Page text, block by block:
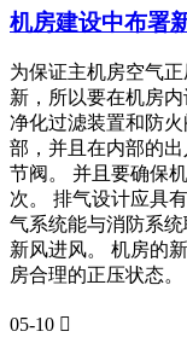
机房建设中布署
为保证主机房空气
新，所以要在机房
净化过滤装置和防
部，并且在内部的
节阀。 并且要确保
次。 排气设计应具
气系统能与消防系
新风进风。 机房的
房合理的正压状态。
05-10 